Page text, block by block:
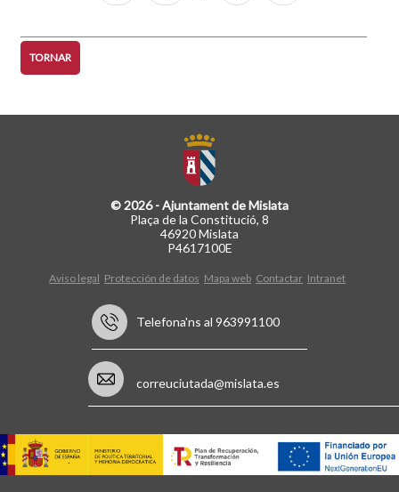
següentpàgina
TORNAR
© 2026 - Ajuntament de Mislata
Plaça de la Constitució, 8
46920 Mislata
P4617100E
Aviso legal Protección de datos Mapa web Contactar Intranet
Telefona'ns al 963991100
correuciutada@mislata.es